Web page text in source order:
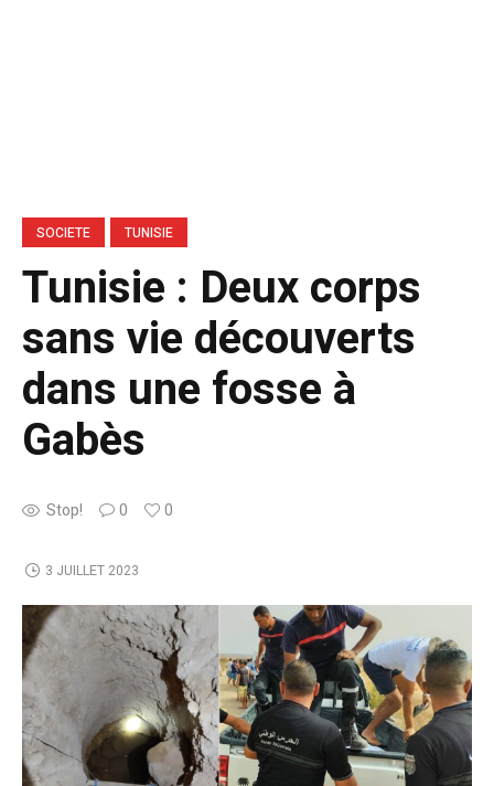
SOCIETE TUNISIE
Tunisie : Deux corps
sans vie découverts
dans une fosse à
Gabès
Stop! 0 0
3 JUILLET 2023